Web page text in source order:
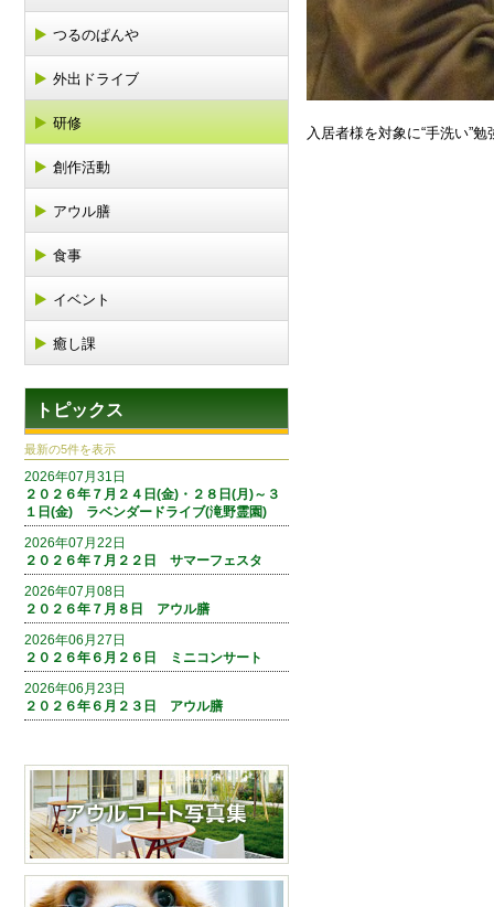
つるのぱんや
外出ドライブ
研修
創作活動
アウル膳
食事
イベント
癒し課
トピックス
最新の5件を表示
2026年07月31日
２０２６年７月２４日(金)・２８日(月)～３
１日(金) ラベンダードライブ(滝野霊園)
2026年07月22日
２０２６年７月２２日 サマーフェスタ
2026年07月08日
２０２６年７月８日 アウル膳
2026年06月27日
２０２６年６月２６日 ミニコンサート
2026年06月23日
２０２６年６月２３日 アウル膳
入居者様を対象に“手洗い”